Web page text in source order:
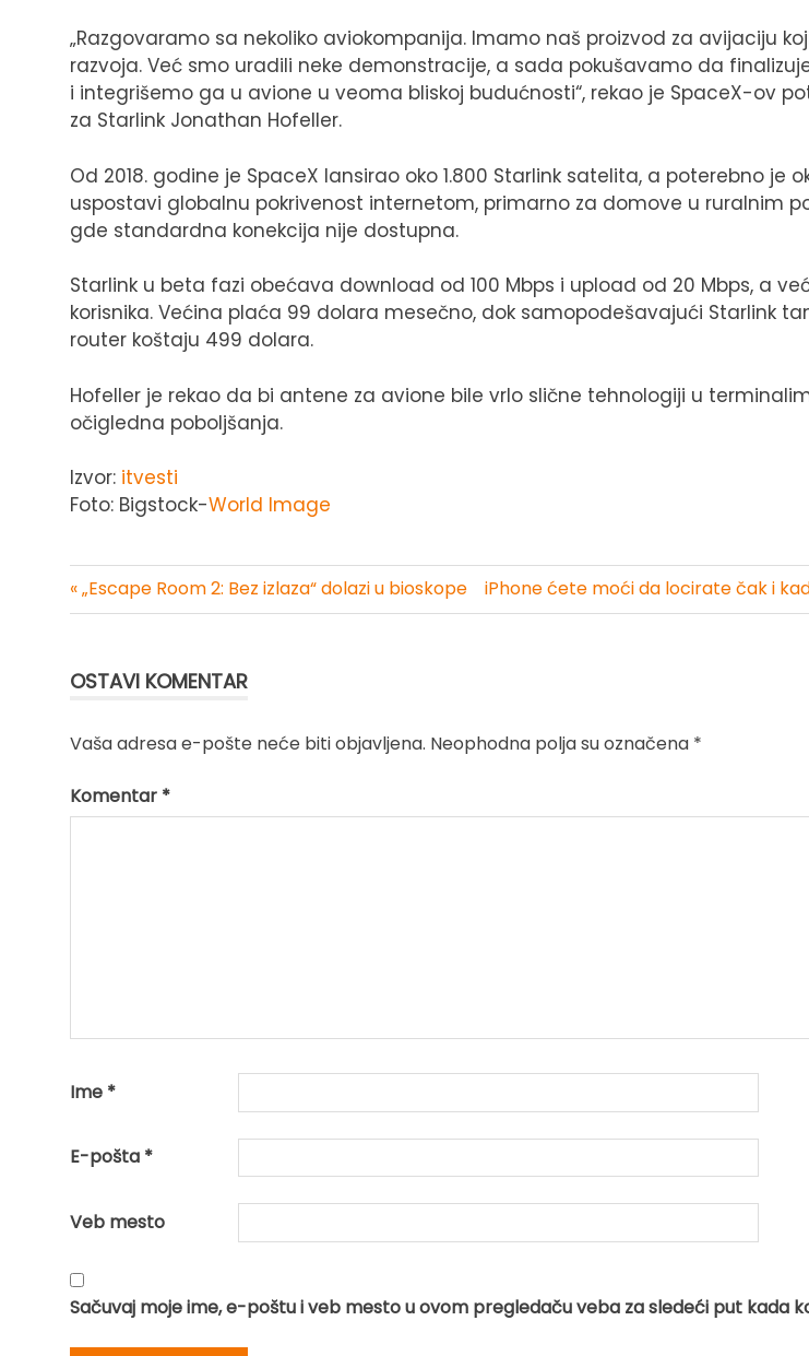
„Razgovaramo sa nekoliko aviokompanija. Imamo naš proizvod za avijaciju
razvoja. Već smo uradili neke demonstracije, a sada pokušavamo da
i integrišemo ga u avione u veoma bliskoj budućnosti“, rekao je SpaceX-ov
za Starlink Jonathan Hofeller.
Od 2018. godine je SpaceX lansirao oko 1.800 Starlink satelita, a poterebno je
uspostavi globalnu pokrivenost internetom, primarno za domove u ruralnim
gde standardna konekcija nije dostupna.
Starlink u beta fazi obećava download od 100 Mbps i upload od 20 Mbps, a
korisnika. Većina plaća 99 dolara mesečno, dok samopodešavajući Starlink
router koštaju 499 dolara.
Hofeller je rekao da bi antene za avione bile vrlo slične tehnologiji u
očigledna poboljšanja.
Izvor: itvesti
Foto: Bigstock-World Image
Kretanje
« „Escape Room 2: Bez izlaza“ dolazi u bioskope iPhone ćete moći da locirate čak i
OSTAVI KOMENTAR
Vaša adresa e-pošte neće biti objavljena. Neophodna polja su označena *
Komentar *
Ime *
E-pošta *
Veb mesto
Sačuvaj moje ime, e-poštu i veb mesto u ovom pregledaču veba za sledeći put kada